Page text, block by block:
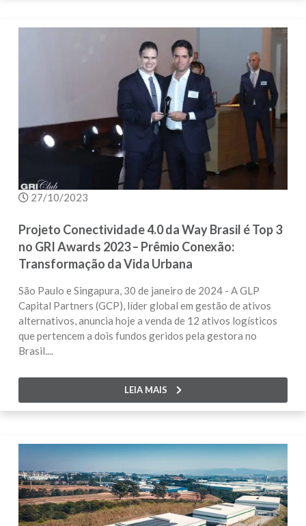
27/10/2023
Projeto Conectividade 4.0 da Way Brasil é Top 3
no GRI Awards 2023 – Prêmio Conexão:
Transformação da Vida Urbana
São Paulo e Singapura, 30 de janeiro de 2024 - A GLP
Capital Partners (GCP), líder global em gestão de ativos
alternativos, anuncia hoje a venda de 12 ativos logísticos
que pertencem a dois fundos geridos pela gestora no
Brasil....
LEIA MAIS